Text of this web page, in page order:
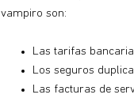
vampiro son:
Las tarifas
Los seguros
Las facturas de